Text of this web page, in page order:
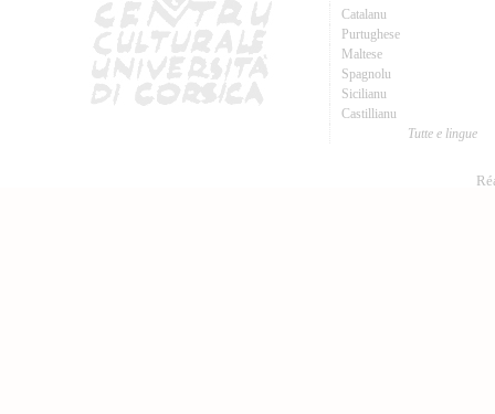
Catalanu
Purtughese
Maltese
Spagnolu
Sicilianu
Castillianu
Tutte e lingue